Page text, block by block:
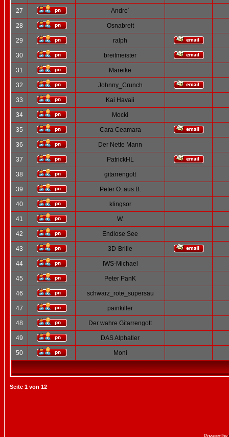
27 Andre´
28 Osnabreit
29 ralph
30 breitmeister
31 Mareike
32 Johnny_Crunch
33 Kai Havaii
34 Mocki
35 Cara Ceamara
36 Der Nette Mann
37 PatrickHL
38 gitarrengott
39 Peter O. aus B.
40 klingsor
41 W.
42 Endlose See
43 3D-Brille
44 IWS-Michael
45 Peter PanK
46 schwarz_rote_supersau
47 painkiller
48 Der wahre Gitarrengott
49 DAS Alphatier
50 Moni
Seite 1 von 12
Powered by